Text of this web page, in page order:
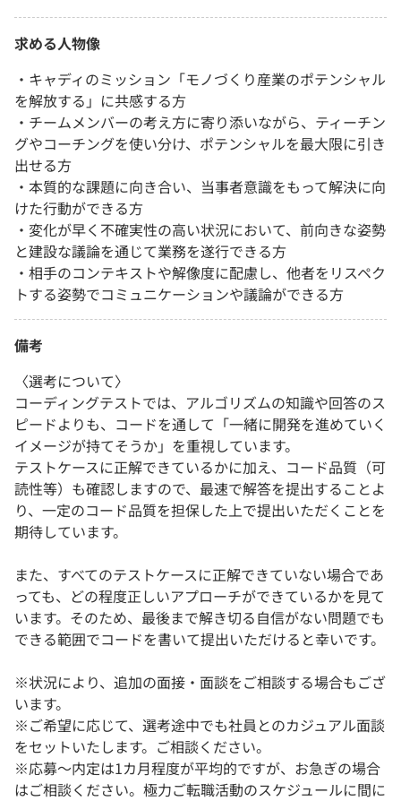
求める人物像
・キャディのミッション「モノづくり産業のポテンシャル
を解放する」に共感する方
・チームメンバーの考え方に寄り添いながら、ティーチン
グやコーチングを使い分け、ポテンシャルを最大限に引き
出せる方
・本質的な課題に向き合い、当事者意識をもって解決に向
けた行動ができる方
・変化が早く不確実性の高い状況において、前向きな姿勢
と建設な議論を通じて業務を遂行できる方
・相手のコンテキストや解像度に配慮し、他者をリスペク
トする姿勢でコミュニケーションや議論ができる方
備考
〈選考について〉
コーディングテストでは、アルゴリズムの知識や回答のス
ピードよりも、コードを通して「一緒に開発を進めていく
イメージが持てそうか」を重視しています。
テストケースに正解できているかに加え、コード品質（可
読性等）も確認しますので、最速で解答を提出することよ
り、一定のコード品質を担保した上で提出いただくことを
期待しています。
また、すべてのテストケースに正解できていない場合であ
っても、どの程度正しいアプローチができているかを見て
います。そのため、最後まで解き切る自信がない問題でも
できる範囲でコードを書いて提出いただけると幸いです。
※状況により、追加の面接・面談をご相談する場合もござ
います。
※ご希望に応じて、選考途中でも社員とのカジュアル面談
をセットいたします。ご相談ください。
※応募～内定は1カ月程度が平均的ですが、お急ぎの場合
はご相談ください。極力ご転職活動のスケジュールに間に